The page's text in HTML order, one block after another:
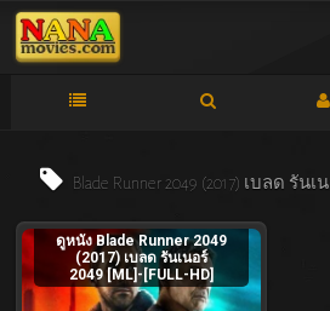
Blade Runner 2049 (2017) เบลด รัน
ดูหนัง Blade Runner 2049
(2017) เบลด รันเนอร์
2049 [ML]-[FULL-HD]